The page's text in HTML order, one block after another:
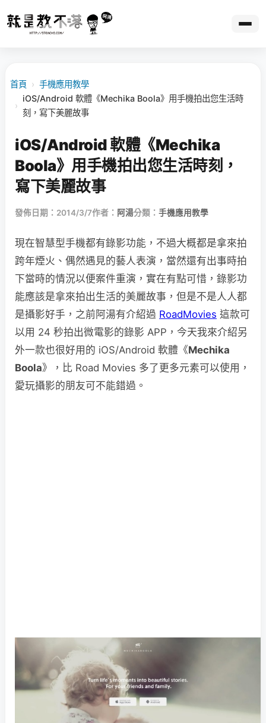
首頁 › 手機應用教學
›
iOS/Android 軟體《Mechika Boola》用手機拍出您生活時
刻，寫下美麗故事
iOS/Android 軟體《Mechika
Boola》用手機拍出您生活時刻，
寫下美麗故事
發佈日期：2014/3/7作者： 阿湯分類： 手機應用教學
現在智慧型手機都有錄影功能，不過大概都是拿來拍
跨年煙火、偶然遇見的藝人表演，當然還有出事時拍
下當時的情況以便案件重演，實在有點可惜，錄影功
能應該是拿來拍出生活的美麗故事，但是不是人人都
是攝影好手，之前阿湯有介紹過 RoadMovies 這款可
以用 24 秒拍出微電影的錄影 APP，今天我來介紹另
外一款也很好用的 iOS/Android 軟體《Mechika
Boola》，比 Road Movies 多了更多元素可以使用，
愛玩攝影的朋友可不能錯過。